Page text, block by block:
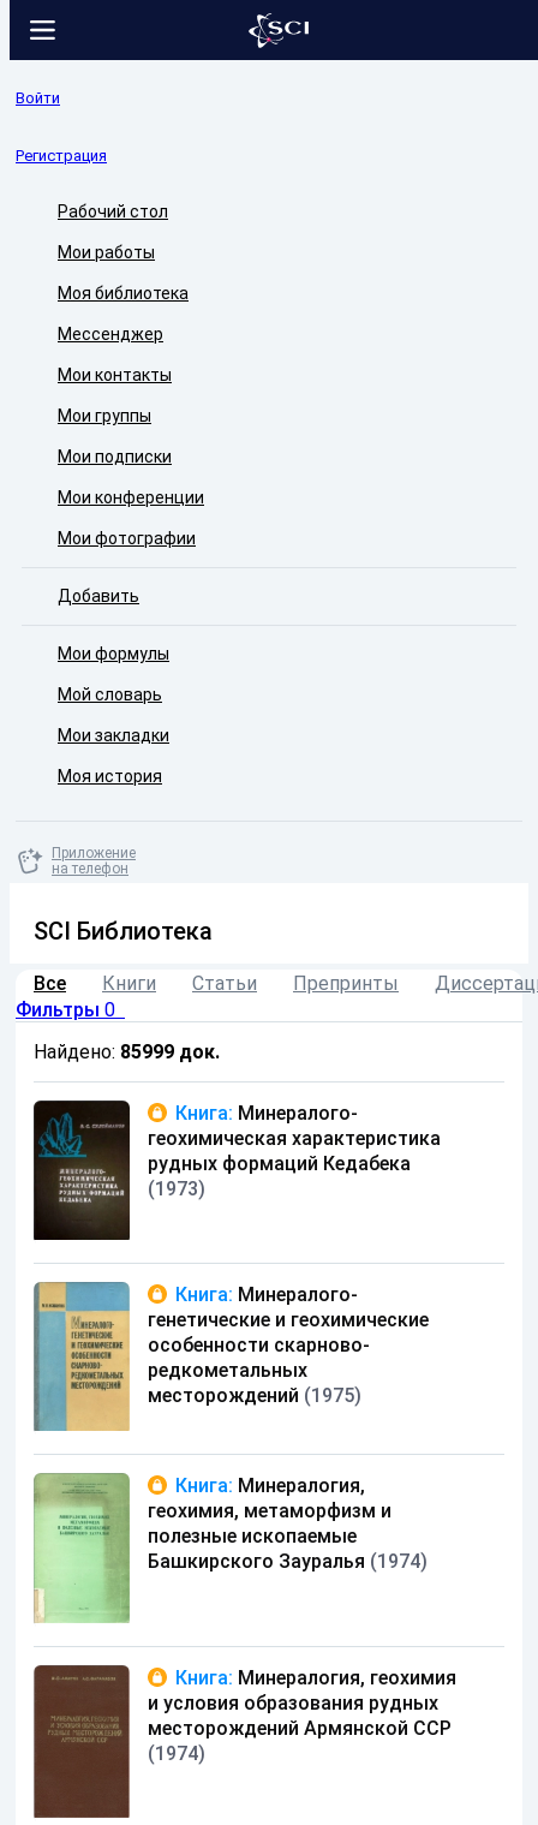
Войти
Регистрация
Рабочий стол
Мои работы
Моя библиотека
Мессенджер
Мои контакты
Мои группы
Мои подписки
Мои конференции
Мои фотографии
Добавить
Мои формулы
Мой словарь
Мои закладки
Моя история
Приложение
на телефон
SCI Библиотека
Все Книги Статьи Препринты
Фильтры 0
Найдено: 85999 док.
Книга: Минералого-
геохимическая характеристика
рудных формаций Кедабека
(1973)
Книга: Минералого-
генетические и геохимические
особенности скарново-
редкометальных
месторождений (1975)
Книга: Минералогия,
геохимия, метаморфизм и
полезные ископаемые
Башкирского Зауралья (1974)
Книга: Минералогия, геохимия
и условия образования рудных
месторождений Армянской ССР
(1974)